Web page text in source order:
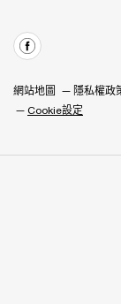
網站地圖 隱私權政
Cookie設定